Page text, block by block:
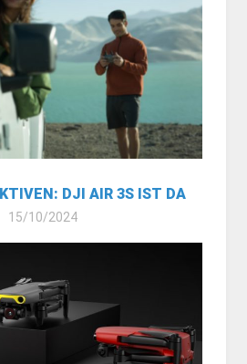
DJI AIR 3S IST DA
15/10/2024